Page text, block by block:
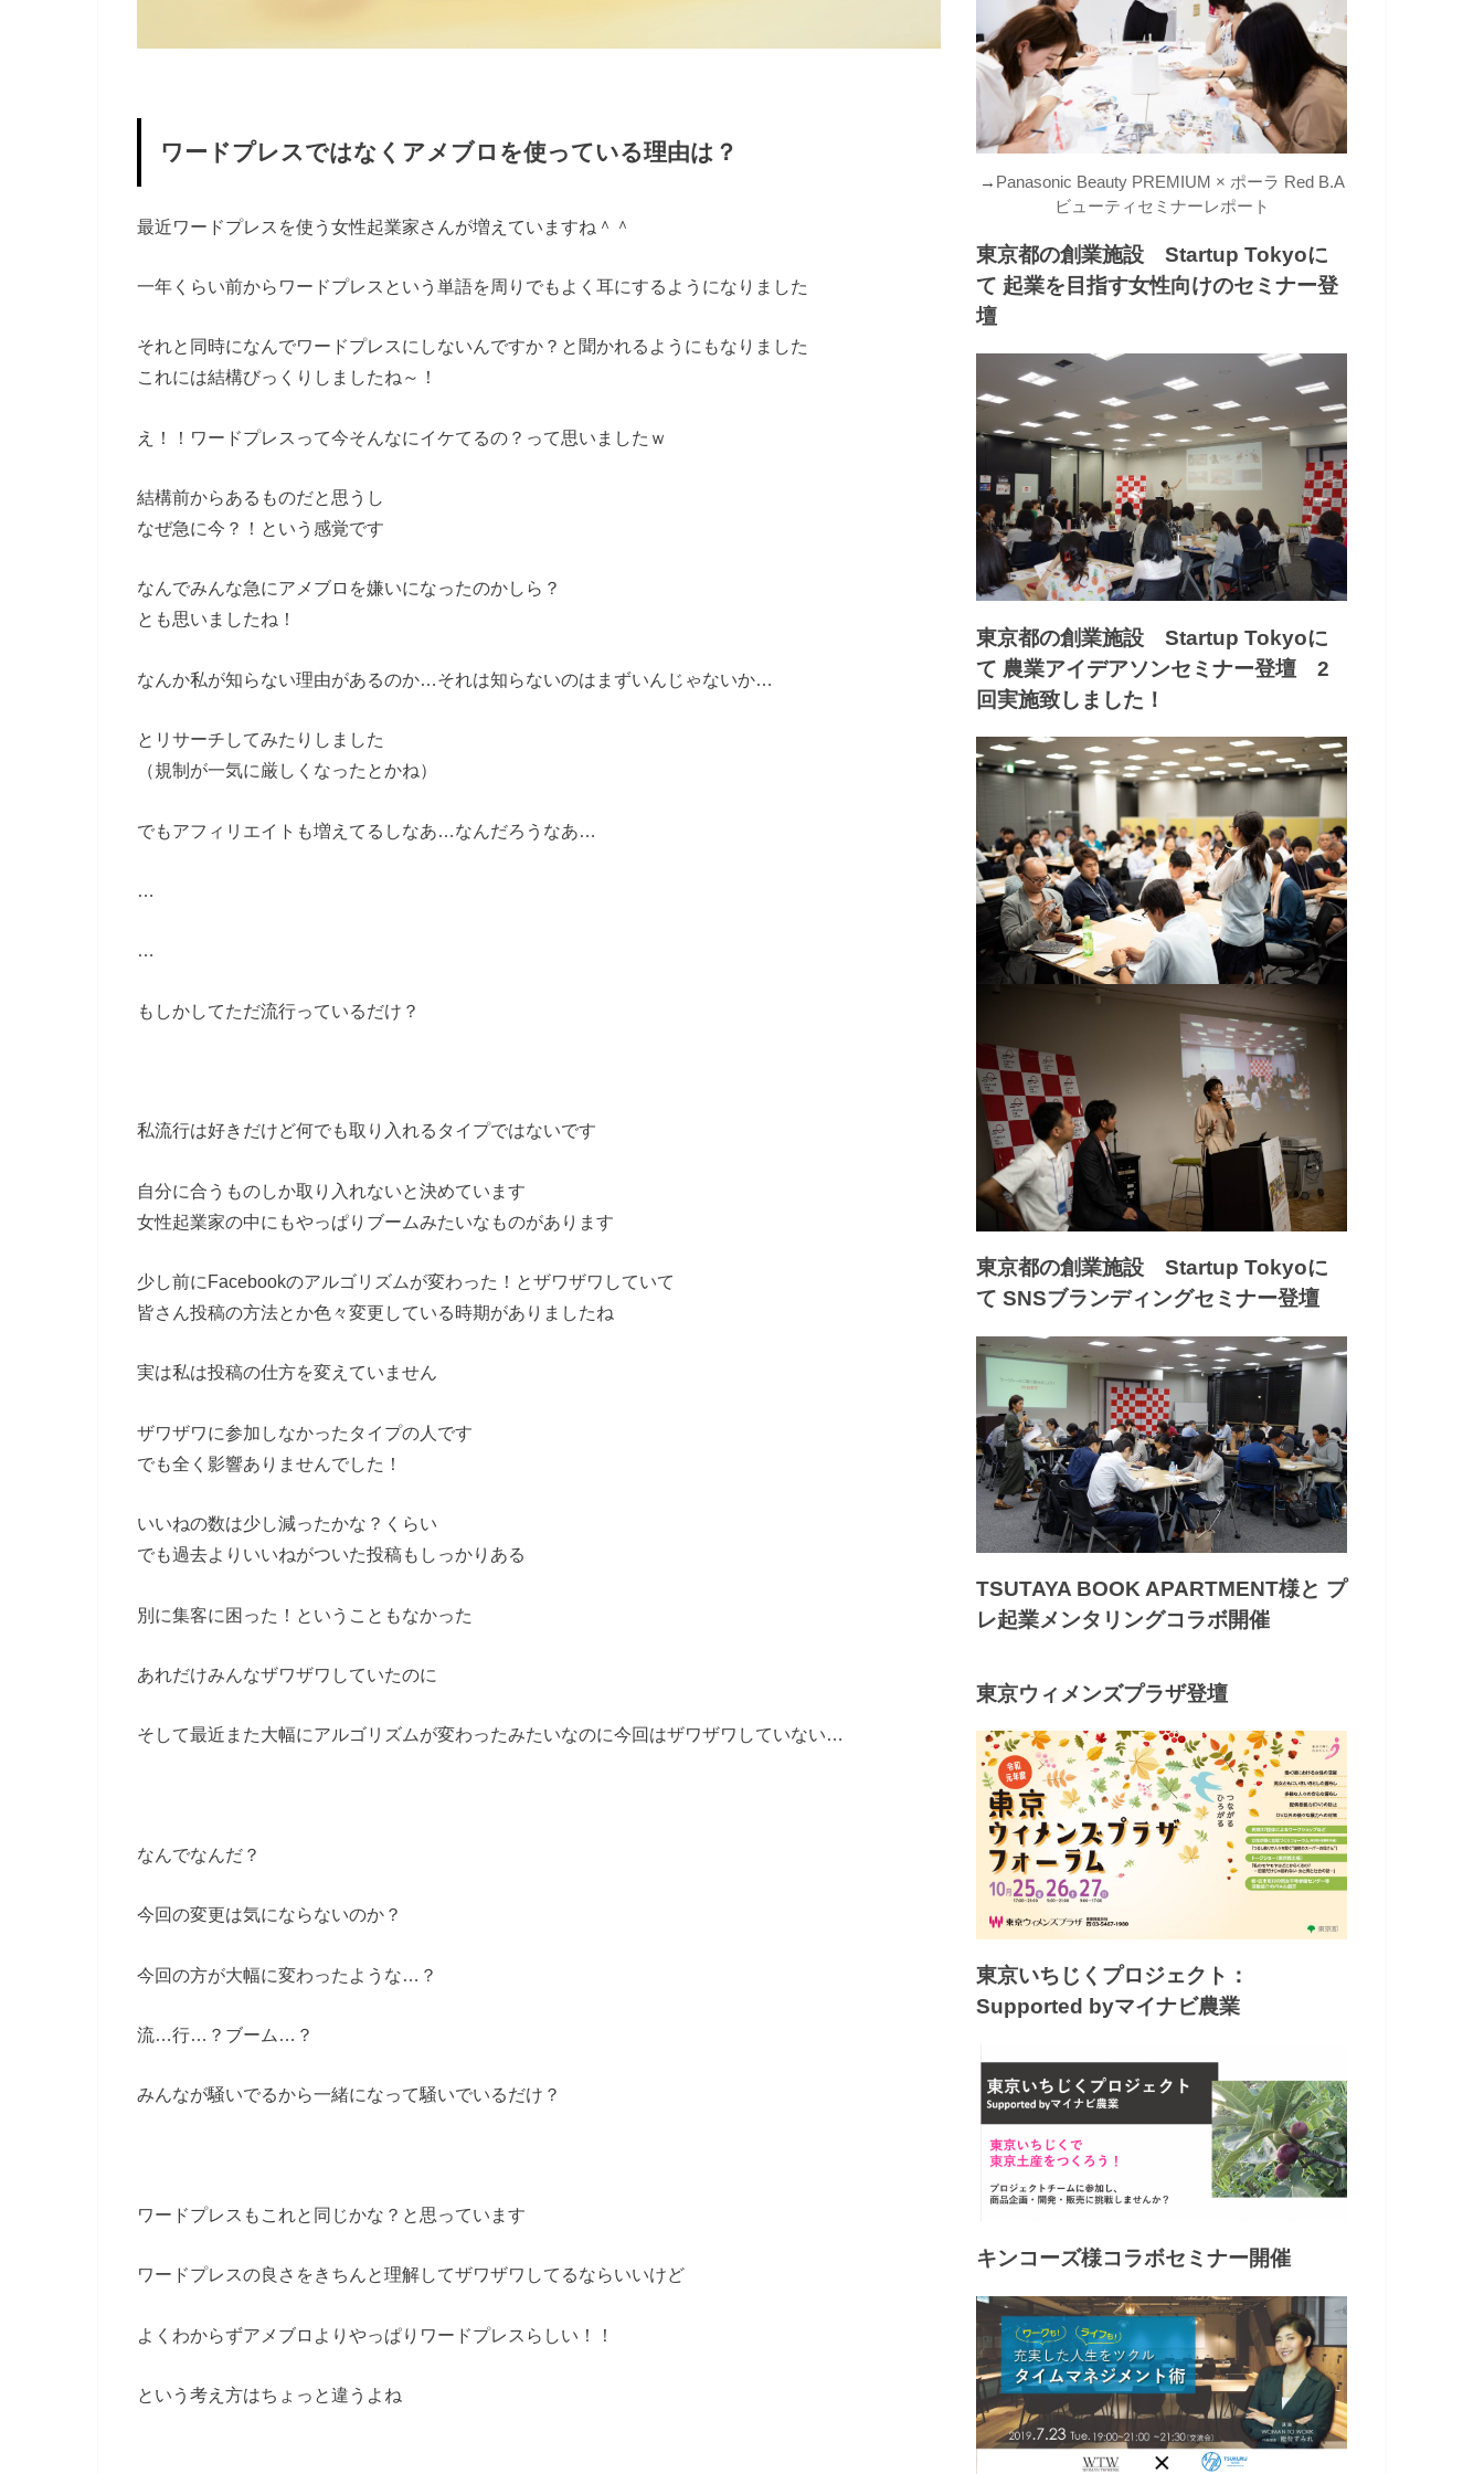
ワードプレスではなくアメブロを使っている理由は？
最近ワードプレスを使う女性起業家さんが増えていますね＾＾
一年くらい前からワードプレスという単語を周りでもよく耳にするようになりました
それと同時になんでワードプレスにしないんですか？と聞かれるようにもなりました
これには結構びっくりしましたね～！
え！！ワードプレスって今そんなにイケてるの？って思いましたｗ
結構前からあるものだと思うし
なぜ急に今？！という感覚です
なんでみんな急にアメブロを嫌いになったのかしら？
とも思いましたね！
なんか私が知らない理由があるのか…それは知らないのはまずいんじゃないか…
とリサーチしてみたりしました
（規制が一気に厳しくなったとかね）
でもアフィリエイトも増えてるしなあ…なんだろうなあ…
…
…
もしかしてただ流行っているだけ？
私流行は好きだけど何でも取り入れるタイプではないです
自分に合うものしか取り入れないと決めています
女性起業家の中にもやっぱりブームみたいなものがあります
少し前にFacebookのアルゴリズムが変わった！とザワザワしていて
皆さん投稿の方法とか色々変更している時期がありましたね
実は私は投稿の仕方を変えていません
ザワザワに参加しなかったタイプの人です
でも全く影響ありませんでした！
いいねの数は少し減ったかな？くらい
でも過去よりいいねがついた投稿もしっかりある
別に集客に困った！ということもなかった
あれだけみんなザワザワしていたのに
そして最近また大幅にアルゴリズムが変わったみたいなのに今回はザワザワしていない…
なんでなんだ？
今回の変更は気にならないのか？
今回の方が大幅に変わったような…？
流…行…？ブーム…？
みんなが騒いでるから一緒になって騒いでいるだけ？
ワードプレスもこれと同じかな？と思っています
ワードプレスの良さをきちんと理解してザワザワしてるならいいけど
よくわからずアメブロよりやっぱりワードプレスらしい！！
という考え方はちょっと違うよね
→ Panasonic Beauty PREMIUM × ポーラ Red B.A
ビューティセミナーレポート
東京都の創業施設 Startup Tokyoに
て 起業を目指す女性向けのセミナー登
壇
東京都の創業施設 Startup Tokyoに
て 農業アイデアソンセミナー登壇 2
回実施致しました！
東京都の創業施設 Startup Tokyoに
て SNSブランディングセミナー登壇
TSUTAYA BOOK APARTMENT様と プ
レ起業メンタリングコラボ開催
東京ウィメンズプラザ登壇
東京いちじくプロジェクト：
Supported byマイナビ農業
キンコーズ様コラボセミナー開催